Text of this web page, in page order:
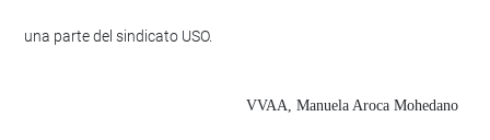
una parte del sindicato USO.
VVAA, Manuela Aroca Mohedano